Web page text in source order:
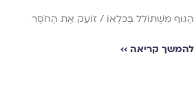
הַגּוּף מִשְׁתּוֹלֵל בְּכִלְאוֹ / זוֹעֵק אֶת הַחֹסֶר
להמשך קריאה ››